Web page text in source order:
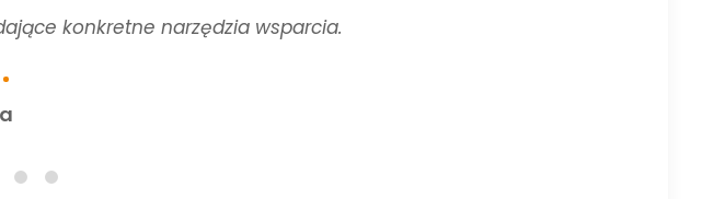
konkretne narzędzia wsparcia.